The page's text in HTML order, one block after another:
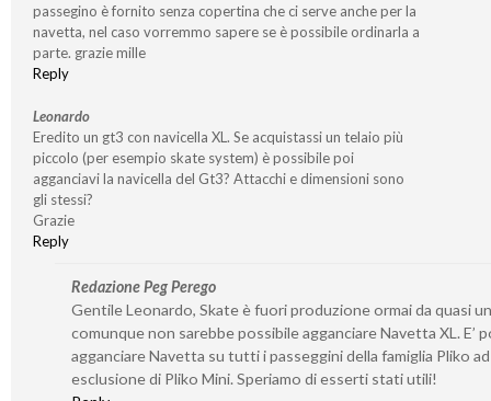
passegino è fornito senza copertina che ci serve anche per la
navetta, nel caso vorremmo sapere se è possibile ordinarla a
parte. grazie mille
Reply
Leonardo
Eredito un gt3 con navicella XL. Se acquistassi un telaio più
piccolo (per esempio skate system) è possibile poi
agganciavi la navicella del Gt3? Attacchi e dimensioni sono
gli stessi?
Grazie
Reply
Redazione Peg Perego
Gentile Leonardo, Skate è fuori produzione ormai da quasi
comunque non sarebbe possibile agganciare Navetta XL. E’
agganciare Navetta su tutti i passeggini della famiglia Pliko ad
esclusione di Pliko Mini. Speriamo di esserti stati utili!